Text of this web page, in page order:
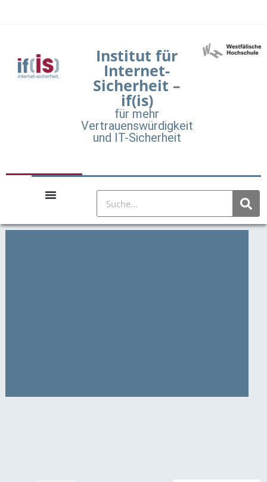
Institut für
Internet-
Sicherheit –
if(is)
für mehr
Vertrauenswürdigkeit
und IT-Sicherheit